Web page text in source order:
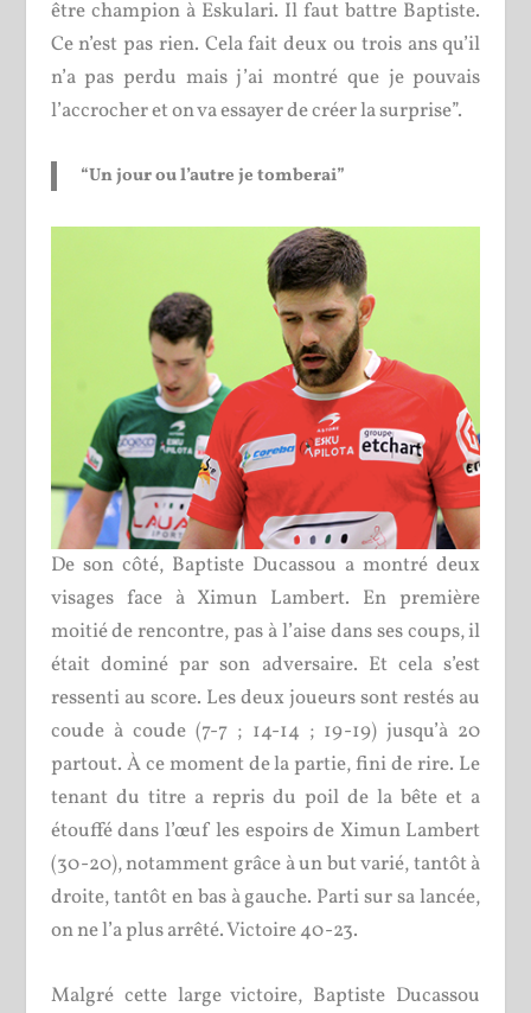
être champion à Eskulari. Il faut battre Baptiste.
Ce n’est pas rien. Cela fait deux ou trois ans qu’il
n’a pas perdu mais j’ai montré que je pouvais
l’accrocher et on va essayer de créer la surprise”.
“Un jour ou l’autre je tomberai”
De son côté, Baptiste Ducassou a montré deux
visages face à Ximun Lambert. En première
moitié de rencontre, pas à l’aise dans ses coups, il
était dominé par son adversaire. Et cela s’est
ressenti au score. Les deux joueurs sont restés au
coude à coude (7-7 ; 14-14 ; 19-19) jusqu’à 20
partout. À ce moment de la partie, fini de rire. Le
tenant du titre a repris du poil de la bête et a
étouffé dans l’œuf les espoirs de Ximun Lambert
(30-20), notamment grâce à un but varié, tantôt à
droite, tantôt en bas à gauche. Parti sur sa lancée,
on ne l’a plus arrêté. Victoire 40-23.
Malgré cette large victoire, Baptiste Ducassou